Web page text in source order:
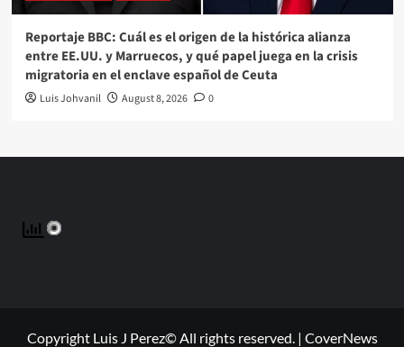
Reportaje BBC: Cuál es el origen de la histórica alianza
entre EE.UU. y Marruecos, y qué papel juega en la crisis
migratoria en el enclave español de Ceuta
Luis Johvanil August 8, 2026 0
Copyright Luis J Perez© All rights reserved. | CoverNews